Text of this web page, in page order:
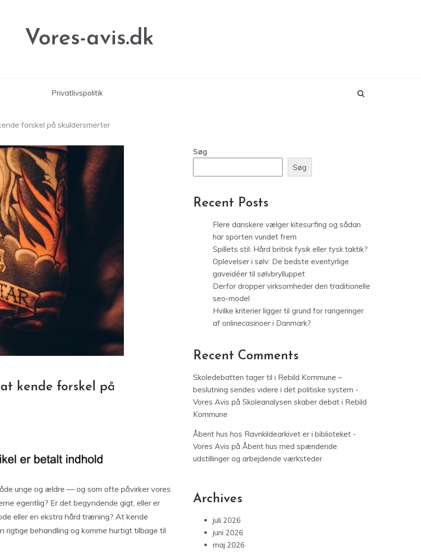
Vores-avis.dk
Privatlivspolitik
forskel på skuldersmerter
kende forskel på
unge og ældre — og som ofte påvirker vores
egentlig? Er det begyndende gigt, eller er
eller en ekstra hård træning? At kende
rigtige behandling og komme hurtigt tilbage til
Søg
Søg
Recent Posts
Flere danskere vælger kitesurfing og sådan
har sporten vundet frem
Spillets stil: Hård britisk fysik eller tysk taktik?
Oplevelser i sølv: De bedste eventyrlige
gaveidéer til sølvbrylluppet
Derfor dropper virksomheder den traditionelle
seo-model
Hvilke kriterier ligger til grund for rangeringer
af onlinecasinoer i Danmark?
Recent Comments
Skoledebatten tager til i Rebild Kommune –
beslutning sendes videre i det politiske system -
Vores Avis på Skoleanalysen skaber debat i Rebild
Kommune
Åbent hus hos Ravnkildearkivet er i biblioteket -
Vores Avis på Åbent hus med spændende
udstillinger og arbejdende værksteder
Archives
juli 2026
juni 2026
maj 2026